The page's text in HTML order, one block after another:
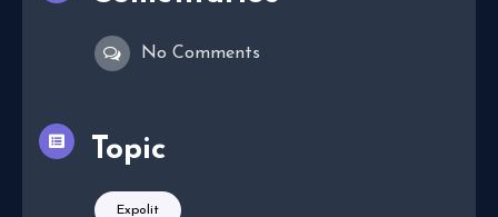
No Comments
Topic
Expolit